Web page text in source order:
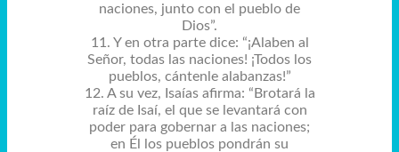
naciones, junto con el pueblo de
Dios”.
11. Y en otra parte dice: “¡Alaben al
Señor, todas las naciones! ¡Todos los
pueblos, cántenle alabanzas!”
12. A su vez, Isaías afirma: “Brotará la
raíz de Isaí, el que se levantará con
poder para gobernar a las naciones;
en Él los pueblos pondrán su